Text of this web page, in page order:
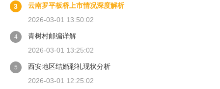
3
云南罗平板桥上市情况深度解析
2026-03-01 13:50:02
4
青树村邮编详解
2026-03-01 13:25:02
5
西安地区结婚彩礼现状分析
2026-03-01 12:25:02